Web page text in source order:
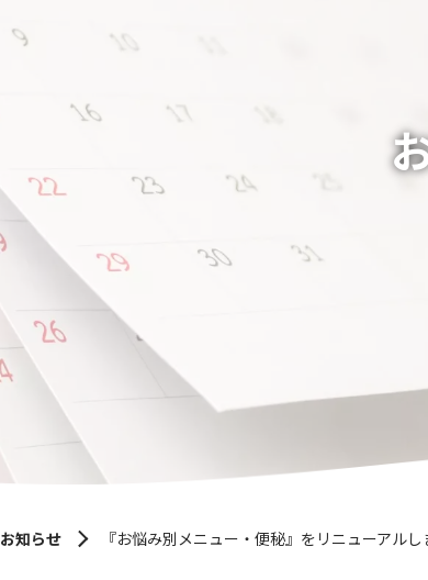
お知らせ 『お悩み別メニュー・便秘』をリニューアルし